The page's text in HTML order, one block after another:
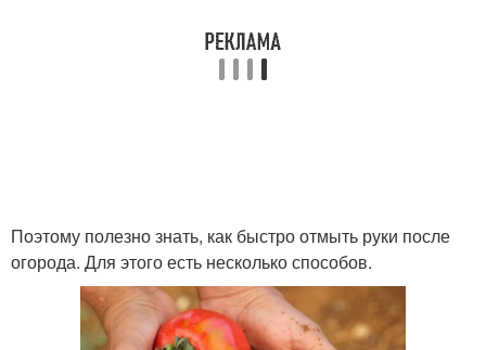
Поэтому полезно знать, как быстро отмыть руки после
огорода. Для этого есть несколько способов.